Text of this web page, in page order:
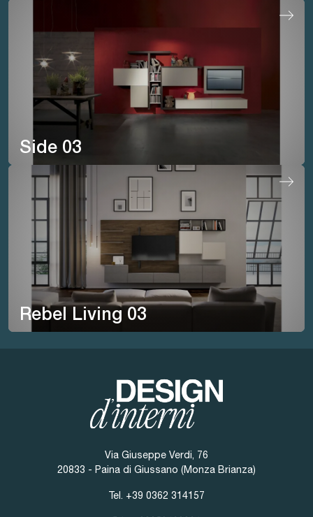
Side 03
Rebel Living 03
Via Giuseppe Verdi, 76
20833 - Paina di Giussano (Monza Brianza)
Tel. +39 0362 314157